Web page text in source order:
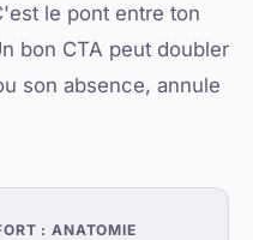
le pont entre ton
bon CTA peut doubler
son absence, annule
: ANATOMIE